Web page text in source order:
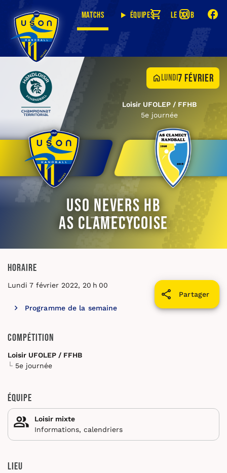
Matchs Équipes Le club
lundi7 février
Loisir UFOLEP / FFHB
5e journée
USO Nevers HB
AS Clamecycoise
Horaire
Partager
Lundi 7 février 2022, 20 h 00
Programme de la semaine
Compétition
Loisir UFOLEP / FFHB
5e journée
Équipe
Loisir mixte
Informations, calendriers
Lieu